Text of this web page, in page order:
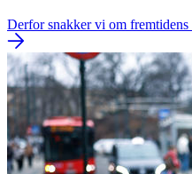
Derfor snakker vi om fremtidens